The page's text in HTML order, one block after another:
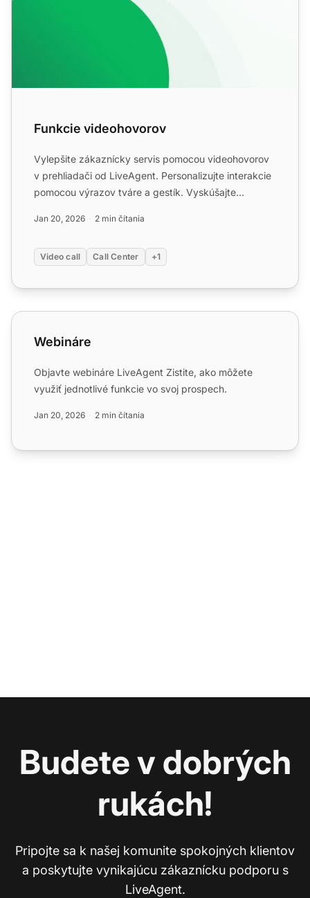
Funkcie videohovorov
Vylepšite zákaznícky servis pomocou videohovorov
v prehliadači od LiveAgent. Personalizujte interakcie
pomocou výrazov tváre a gestík. Vyskúšajte
Jan 20, 2026 2 min čítania
Video call Call Center +1
Webináre
Webináre
Objavte webináre LiveAgent Zistite, ako môžete
využiť jednotlivé funkcie vo svoj prospech.
Jan 20, 2026 2 min čítania
Budete v dobrých
rukách!
Pripojte sa k našej komunite spokojných klientov
a poskytujte vynikajúcu zákaznícku podporu s
LiveAgent.